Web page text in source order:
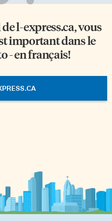
del-express.ca, vous
important dans le
- en français!